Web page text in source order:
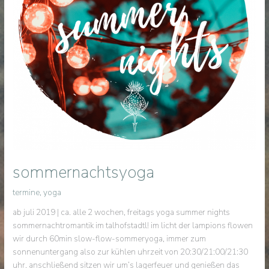
sommernachtsyoga
termine,yoga
ab juli 2019 | ca. alle 2 wochen, freitags yoga summer nights
sommernachtromantik im talhofstadtl! im licht der lampions flowen
wir durch 60min slow-flow-sommeryoga, immer zum
sonnenuntergang also zur kühlen uhrzeit von 20:30/21:00/21:30
uhr. anschließend sitzen wir um’s lagerfeuer und genießen das